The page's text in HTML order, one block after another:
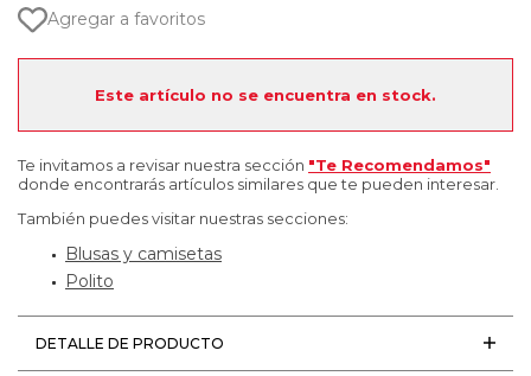
Agregar a favoritos
Este artículo no se encuentra en stock.
Te invitamos a revisar nuestra sección "Te Recomendamos"
donde encontrarás artículos similares que te pueden interesar.
También puedes visitar nuestras secciones:
Blusas y camisetas
Polito
DETALLE DE PRODUCTO